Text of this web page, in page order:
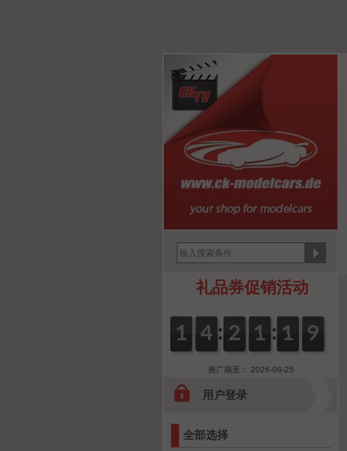
礼品券促销活动
0
1
1 0
4
4 : 0
2
2 0
1
1 : 2
1
1 9
8
8
推广期至： 2026-08-25
用户登录
全部选择